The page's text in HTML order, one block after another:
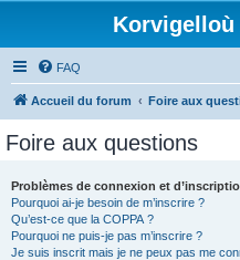
Korvigelloù
FAQ
Accueil du forum Foire aux
Foire aux questions
Problèmes de connexion et
Pourquoi ai-je besoin de m’inscrire ?
Qu’est-ce que la COPPA ?
Pourquoi ne puis-je pas m’inscrire ?
Je suis inscrit mais je ne peux pas me